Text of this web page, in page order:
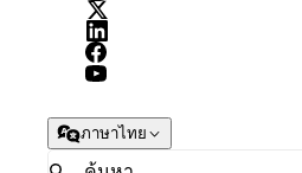
ภาษาไทย